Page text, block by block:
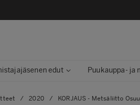
edut Puukauppa- ja
/ 2020 / KORJAUS - Metsäliitto